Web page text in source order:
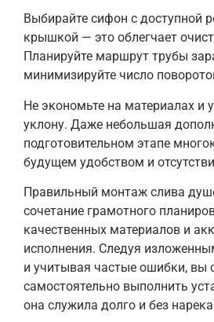
Выбирайте сифон с доступной
крышкой — это облегчает
Планируйте маршрут трубы
минимизируйте число
Не экономьте на материалах и
уклону. Даже небольшая
подготовительном этапе
будущем удобством и
Правильный монтаж слива
сочетание грамотного
качественных материалов и
исполнения. Следуя
и учитывая частые ошибки, вы
самостоятельно выполнить
она служила долго и без